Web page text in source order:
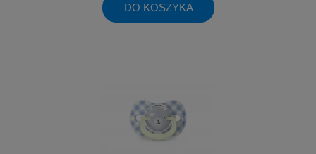
DO KOSZYKA